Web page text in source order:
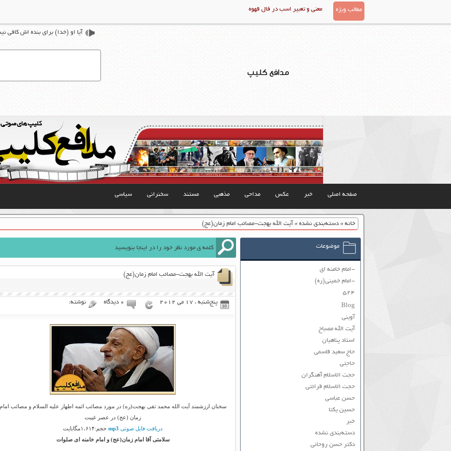
مطالب ویژه معنی و تعبیر اسب در فال قهوه
مدافع کلیپ
آیا او (خدا) برای بنده اش کافی
صفحه اصلی خبر عکس مداحی مذهبی مستند سخنرانی سیاسی
خانه» دسته‌بندی نشده» آیت الله بهجت-مصائب امام زمان(عج)
آیت الله بهجت-مصائب امام زمان(عج)
پنج‌شنبه ، 17 می 2012 ۰ دیدگاه نوشته:
سخنان ارزشمند آیت الله محمد تقی بهجت(ره) در مورد مصائب ائمه اطهار علیه السلام و مصائب
زمان (عج) در عصر غیبت
دریافت فایل صوتی
حجم:۱،۶۱۴مگابایت
سلامتی آقا امام زمان(عج) و امام خامنه ای صلوات
موضوعات
-امام خامنه ای
-امام خمینی(ره)
۵۲۴
Blog
آوینی
آیت الله مصباح
استاد پناهیان
حاج سعید قاسمی
حاجتی
حجت الاسلام آهنگران
حجت الاسلام قرائتی
حسن عباسی
حسین یکتا
خبر
دسته‌بندی نشده
دکتر حسن روحانی